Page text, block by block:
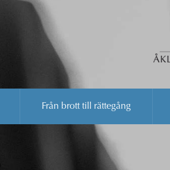
Från brott till rättegång